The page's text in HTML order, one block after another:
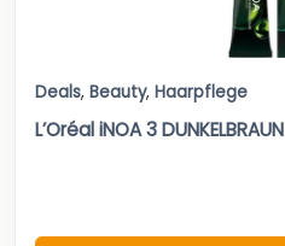
Deals, Beauty, Haarpflege
L’Oréal iNOA 3 DUNKELBRAUN